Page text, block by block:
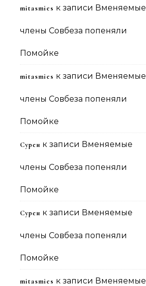
mitasmies к записи Вменяемые
члены Совбеза попеняли
Помойке
mitasmies к записи Вменяемые
члены Совбеза попеняли
Помойке
Сурен к записи Вменяемые
члены Совбеза попеняли
Помойке
Сурен к записи Вменяемые
члены Совбеза попеняли
Помойке
mitasmies к записи Вменяемые